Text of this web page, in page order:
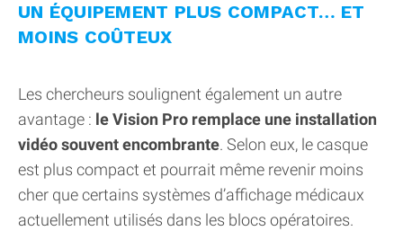
UN ÉQUIPEMENT PLUS COMPACT… ET
MOINS COÛTEUX
Les chercheurs soulignent également un autre
avantage : le Vision Pro remplace une installation
vidéo souvent encombrante. Selon eux, le casque
est plus compact et pourrait même revenir moins
cher que certains systèmes d’affichage médicaux
actuellement utilisés dans les blocs opératoires.